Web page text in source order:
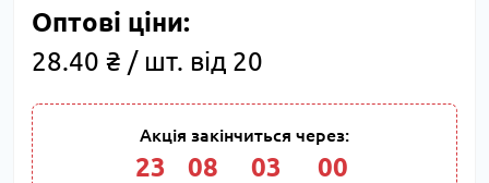
Оптові ціни:
28.40 ₴ / шт. від 20
Акція закінчиться через:
23 08 02 59